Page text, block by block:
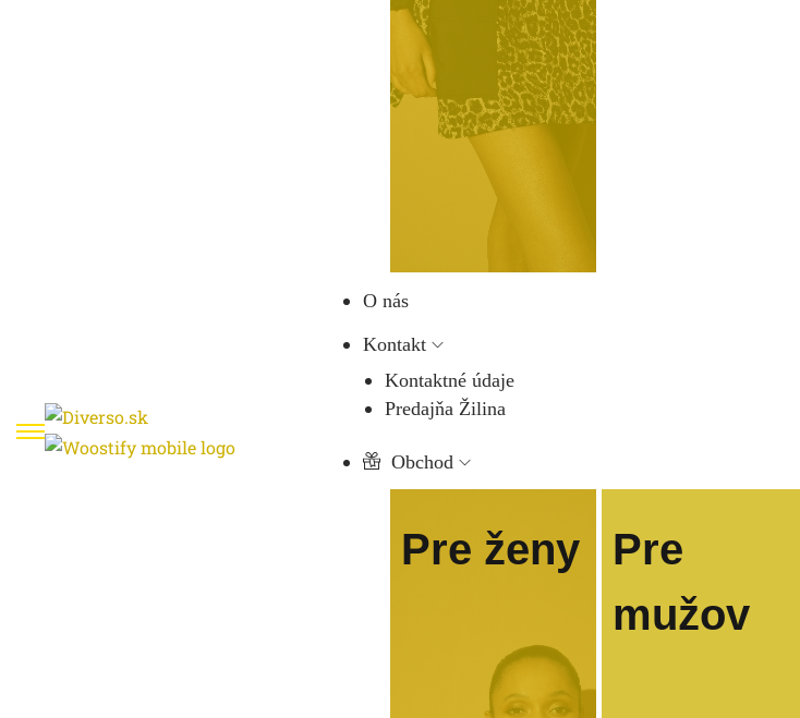
O nás
Kontakt
Kontaktné údaje
Predajňa Žilina
Obchod
Pre ženy
Pre
mužov